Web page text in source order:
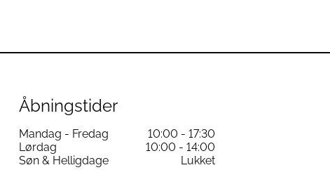
Åbningstider
Mandag - Fredag
10:00 - 17:30
Lørdag
10:00 - 14:00
Søn & Helligdage
Lukket